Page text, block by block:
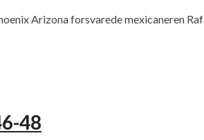
Arizona forsvarede mexicaneren
48